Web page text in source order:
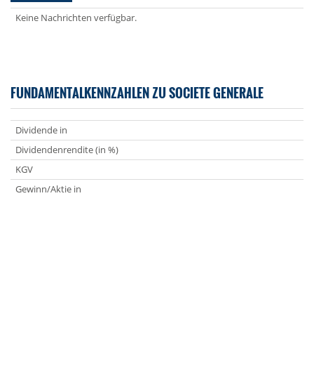
Keine Nachrichten verfügbar.
FUNDAMENTALKENNZAHLEN ZU SOCIETE GENERALE
Dividende in
Dividendenrendite (in %)
KGV
Gewinn/Aktie in